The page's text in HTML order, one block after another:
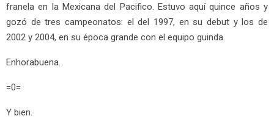
franela en la Mexicana del Pacifico. Estuvo aquí quince años y
gozó de tres campeonatos: el del 1997, en su debut y los de
2002 y 2004, en su época grande con el equipo guinda.
Enhorabuena.
=0=
Y bien.